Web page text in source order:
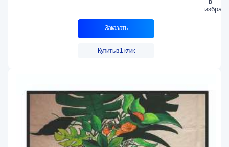
Заказать
Купить в 1 клик